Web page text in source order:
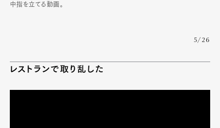
中指を立てる動画。
5/26
レストランで取り乱した